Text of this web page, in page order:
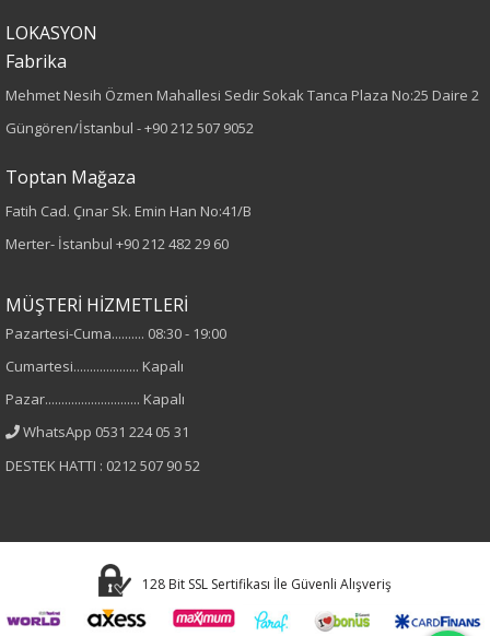
Örme
Düz
Kumaş
%5 Elastan
Kadın
LOKASYON
Fabrika
Mehmet Nesih Özmen Mahallesi Sedir Sokak Tanca Plaza No:25 Daire 2
Güngören/İstanbul -+90 212 507 9052
Toptan Mağaza
Fatih Cad. Çınar Sk. Emin Han No:41/B
Merter- İstanbul +90 212 482 29 60
MÜŞTERİ HİZMETLERİ
Pazartesi-Cuma.......... 08:30 - 19:00
Cumartesi.................... Kapalı
Pazar............................. Kapalı
WhatsApp 0531 224 05 31
DESTEK HATTI : 0212 507 90 52
128 Bit SSL Sertifikası İle Güvenli Alışveriş